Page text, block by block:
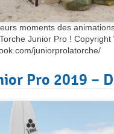
moments des
Junior Pro ! Copyright
juniorprolatorche/
Pro 2019 –